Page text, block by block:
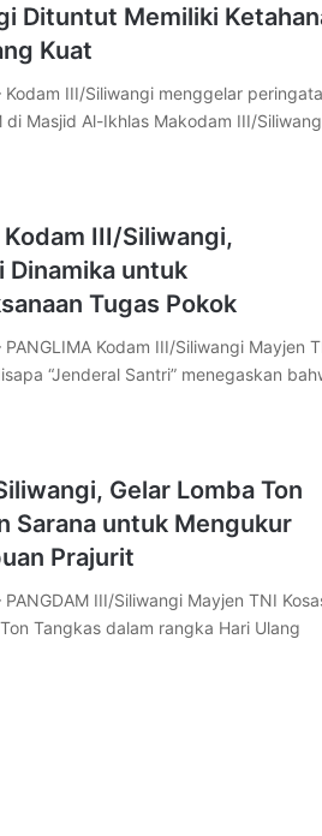
Dituntut Memiliki
Kuat
Kodam III/Siliwangi menggelar
Masjid Al-Ikhlas Makodam III/
III/Siliwangi,
Dinamika untuk
Tugas Pokok
Kodam III/Siliwangi Mayjen
“Jenderal Santri” menegaskan
Gelar Lomba Ton
Sarana untuk Mengukur
Prajurit
III/Siliwangi Mayjen TNI
Tangkas dalam rangka Hari Ulang